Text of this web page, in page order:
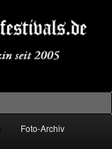
Foto-Archiv